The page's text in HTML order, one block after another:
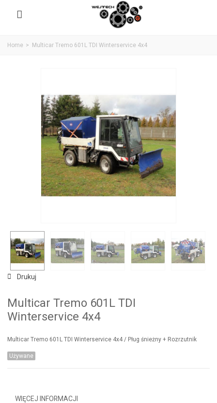
Home > Multicar Tremo 601L TDI Winterservice 4x4
Drukuj
Multicar Tremo 601L TDI
Winterservice 4x4
Multicar Tremo 601L TDI Winterservice 4x4 / Pług śnieżny + Rozrzutnik
Używane
WIĘCEJ INFORMACJI